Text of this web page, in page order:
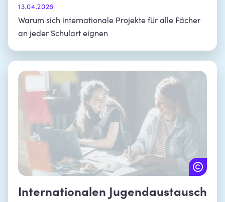
13.04.2026
Warum sich internationale Projekte für alle Fächer
an jeder Schulart eignen
Internationalen Jugendaustausch